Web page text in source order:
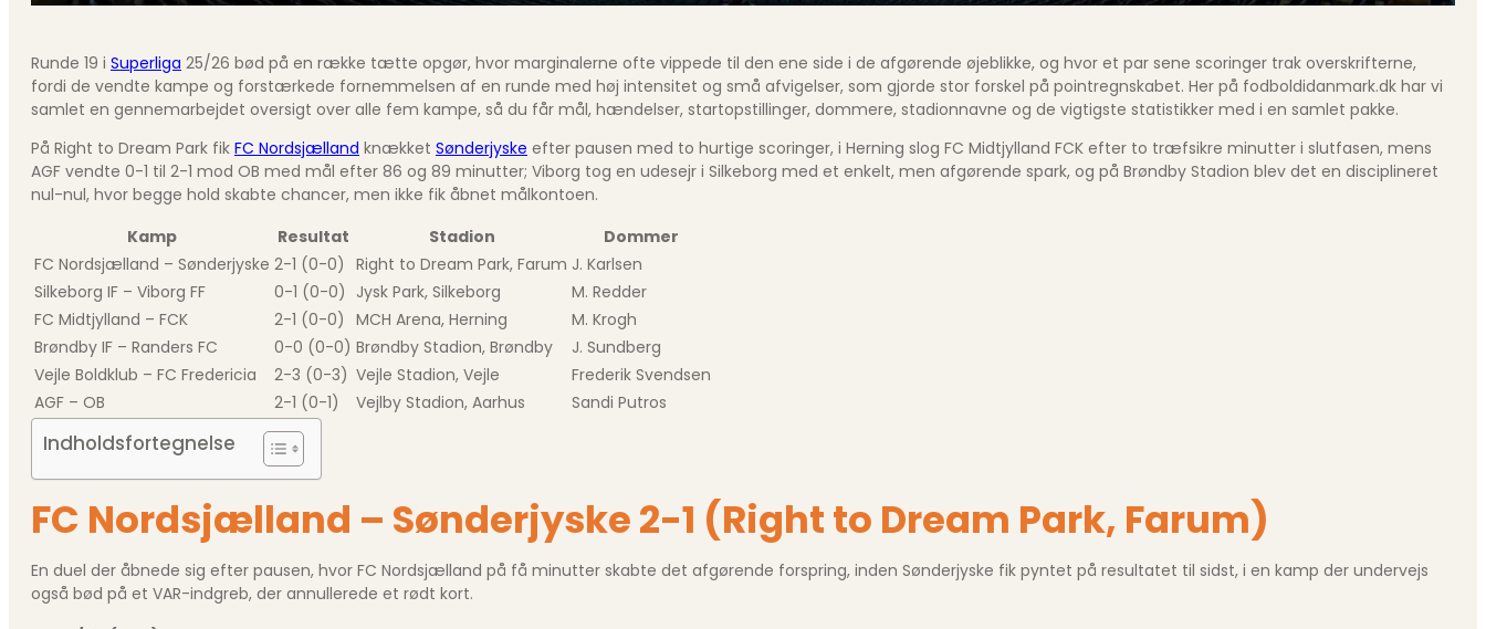
Runde 19 i Superliga 25/26 bød på en række tætte opgør, hvor marginalerne ofte vippede til den ene side i de afgørende øjeblikke, og hvor et par sene scoringer trak overskrifterne,
fordi de vendte kampe og forstærkede fornemmelsen af en runde med høj intensitet og små afvigelser, som gjorde stor forskel på pointregnskabet. Her på fodboldidanmark.dk har vi
samlet en gennemarbejdet oversigt over alle fem kampe, så du får mål, hændelser, startopstillinger, dommere, stadionnavne og de vigtigste statistikker med i en samlet pakke.
På Right to Dream Park fik FC Nordsjælland knækket Sønderjyske efter pausen med to hurtige scoringer, i Herning slog FC Midtjylland FCK efter to træfsikre minutter i slutfasen, mens
AGF vendte 0-1 til 2-1 mod OB med mål efter 86 og 89 minutter; Viborg tog en udesejr i Silkeborg med et enkelt, men afgørende spark, og på Brøndby Stadion blev det en disciplineret
nul-nul, hvor begge hold skabte chancer, men ikke fik åbnet målkontoen.
Kamp
Resultat Stadion
Dommer
FC Nordsjælland – Sønderjyske 2-1 (0-0) Right to Dream Park, Farum J. Karlsen
Silkeborg IF – Viborg FF
0-1 (0-0) Jysk Park, Silkeborg
M. Redder
FC Midtjylland – FCK
2-1 (0-0) MCH Arena, Herning
M. Krogh
Brøndby IF – Randers FC
0-0 (0-0) Brøndby Stadion, Brøndby
J. Sundberg
Vejle Boldklub – FC Fredericia
2-3 (0-3) Vejle Stadion, Vejle
Frederik Svendsen
AGF – OB
2-1 (0-1) Vejlby Stadion, Aarhus Sandi Putros
Indholdsfortegnelse
FC Nordsjælland – Sønderjyske 2-1 (Right to Dream Park, Farum)
En duel der åbnede sig efter pausen, hvor FC Nordsjælland på få minutter skabte det afgørende forspring, inden Sønderjyske fik pyntet på resultatet til sidst, i en kamp der undervejs
også bød på et VAR-indgreb, der annullerede et rødt kort.